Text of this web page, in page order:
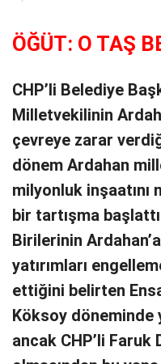
ÖĞÜT: O TAŞ
CHP’li Belediye
Milletvekilinin
çevreye zarar
dönem Ardahan
milyonluk
bir tartışma
Birilerinin
yatırımları
ettiğini belirten
Köksoy döneminde
ancak CHP’li Faruk